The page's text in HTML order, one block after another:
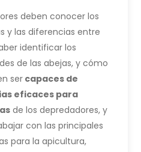
deben conocer los
y las diferencias entre
identificar los
de las abejas, y cómo
ser capaces de
eficaces para
de los depredadores, y
con las principales
para la apicultura,